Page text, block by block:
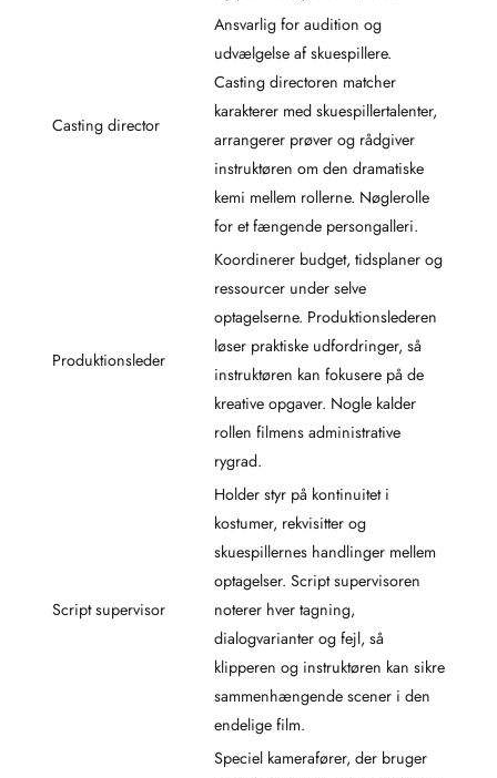
Casting director
Ansvarlig for audition og
udvælgelse af skuespillere.
Casting directoren matcher
karakterer med skuespillertalenter,
arrangerer prøver og rådgiver
instruktøren om den dramatiske
kemi mellem rollerne. Nøglerolle
for et fængende persongalleri.
Produktionsleder
Koordinerer budget, tidsplaner og
ressourcer under selve
optagelserne. Produktionslederen
løser praktiske udfordringer, så
instruktøren kan fokusere på de
kreative opgaver. Nogle kalder
rollen filmens administrative
rygrad.
Script supervisor
Holder styr på kontinuitet i
kostumer, rekvisitter og
skuespillernes handlinger mellem
optagelser. Script supervisoren
noterer hver tagning,
dialogvarianter og fejl, så
klipperen og instruktøren kan sikre
sammenhængende scener i den
endelige film.
Speciel kamerafører, der bruger